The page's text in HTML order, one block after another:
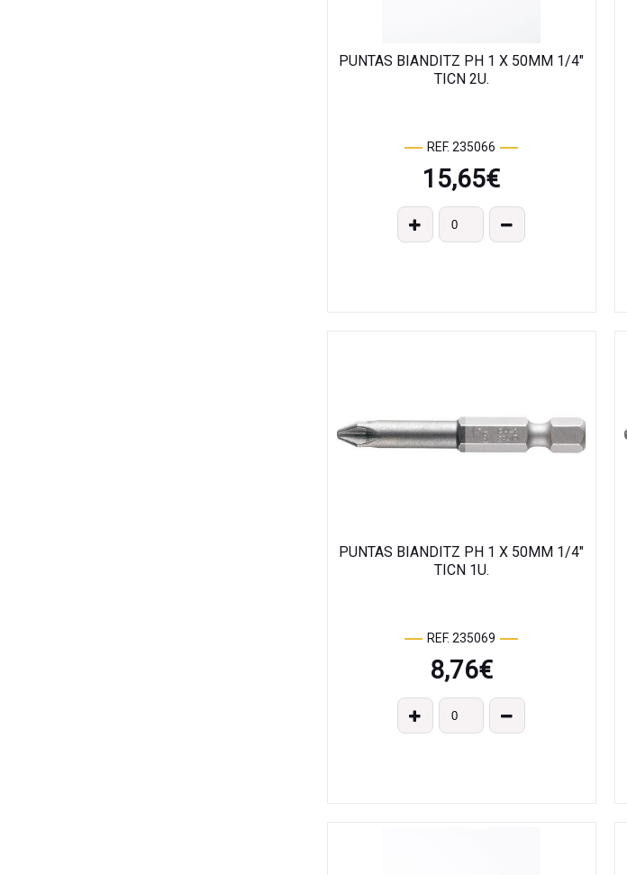
PUNTAS BIANDITZ PH 1 X 50MM 1/4"
TICN 2U.
REF. 235066
15,65€
PUNTAS BIANDITZ PH 1 X 50MM 1/4"
TICN 1U.
REF. 235069
8,76€